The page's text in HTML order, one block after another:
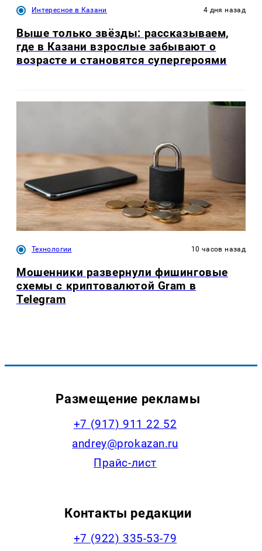
Интересное в Казани 4 дня назад
Выше только звёзды: рассказываем,
где в Казани взрослые забывают о
возрасте и становятся супергероями
Технологии 10 часов назад
Мошенники развернули фишинговые
схемы с криптовалютой Gram в
Telegram
Размещение рекламы
+7 (917) 911 22 52
andrey@prokazan.ru
Прайс-лист
Контакты редакции
+7 (922) 335-53-79